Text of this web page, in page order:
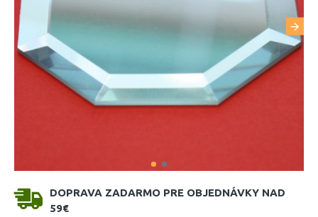
DOPRAVA ZADARMO PRE OBJEDNÁVKY NAD
59€